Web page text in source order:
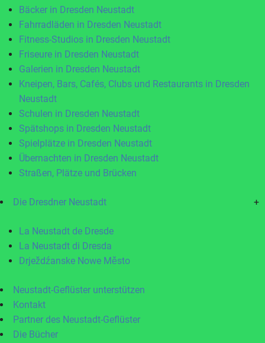
Bäcker in Dresden Neustadt
Fahrradläden in Dresden Neustadt
Fitness-Studios in Dresden Neustadt
Friseure in Dresden Neustadt
Galerien in Dresden Neustadt
Kneipen, Bars, Cafés, Clubs und Restaurants in Dresden
Neustadt
Schulen in Dresden Neustadt
Spätshops in Dresden Neustadt
Spielplätze in Dresden Neustadt
Übernachten in Dresden Neustadt
Straßen, Plätze und Brücken
Die Dresdner Neustadt +
La Neustadt de Dresde
La Neustadt di Dresda
Drježdźanske Nowe Město
Neustadt-Geflüster unterstützen
Kontakt
Partner des Neustadt-Geflüster
Die Bücher